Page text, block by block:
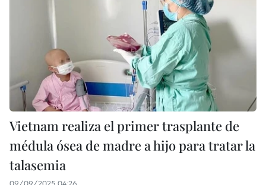
Vietnam realiza el primer trasplante de
médula ósea de madre a hijo para tratar la
talasemia